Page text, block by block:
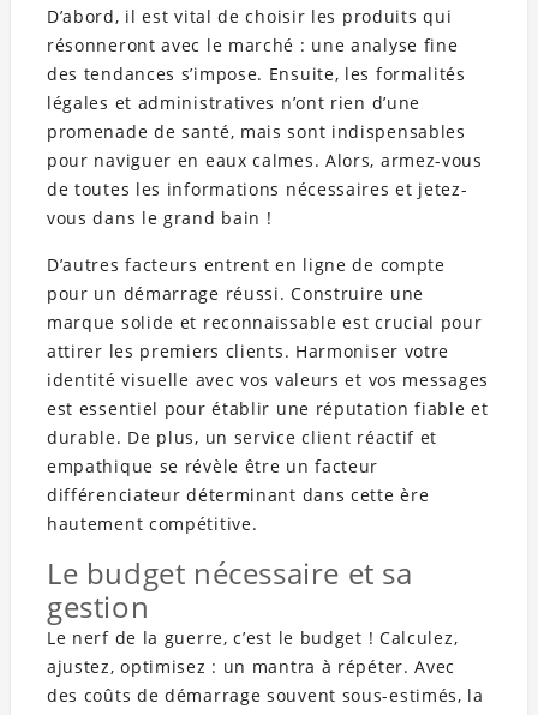
D’abord, il est vital de choisir les produits qui
résonneront avec le marché : une analyse fine
des tendances s’impose. Ensuite, les formalités
légales et administratives n’ont rien d’une
promenade de santé, mais sont indispensables
pour naviguer en eaux calmes. Alors, armez-vous
de toutes les informations nécessaires et jetez-
vous dans le grand bain !
D’autres facteurs entrent en ligne de compte
pour un démarrage réussi. Construire une
marque solide et reconnaissable est crucial pour
attirer les premiers clients. Harmoniser votre
identité visuelle avec vos valeurs et vos messages
est essentiel pour établir une réputation fiable et
durable. De plus, un service client réactif et
empathique se révèle être un facteur
différenciateur déterminant dans cette ère
hautement compétitive.
Le budget nécessaire et sa
gestion
Le nerf de la guerre, c’est le budget ! Calculez,
ajustez, optimisez : un mantra à répéter. Avec
des coûts de démarrage souvent sous-estimés, la